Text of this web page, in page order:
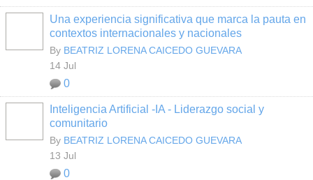
Una experiencia significativa que marca la pauta en
contextos internacionales y nacionales
By BEATRIZ LORENA CAICEDO GUEVARA
14 Jul
0
Inteligencia Artificial -IA - Liderazgo social y
comunitario
By BEATRIZ LORENA CAICEDO GUEVARA
13 Jul
0